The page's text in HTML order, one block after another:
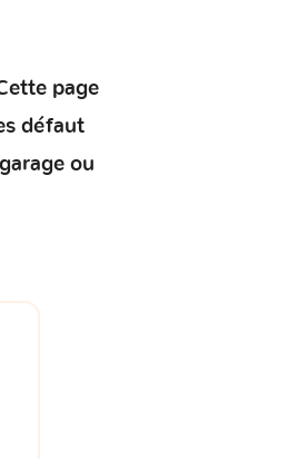
page
défaut
ou